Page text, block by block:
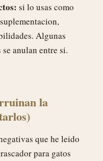
si lo usas como
Algunas
anulan entre si.
la
que he leido
para gatos